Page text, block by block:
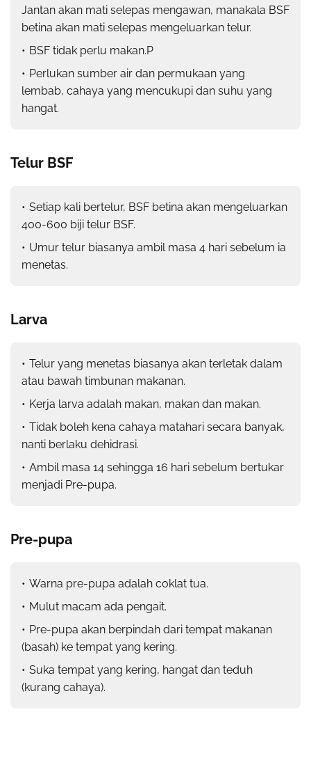
Jantan akan mati selepas mengawan, manakala BSF
betina akan mati selepas mengeluarkan telur.
BSF tidak perlu makan.P
Perlukan sumber air dan permukaan yang
lembab, cahaya yang mencukupi dan suhu yang
hangat.
Telur BSF
Setiap kali bertelur, BSF betina akan mengeluarkan
400-600 biji telur BSF.
Umur telur biasanya ambil masa 4 hari sebelum ia
menetas.
Larva
Telur yang menetas biasanya akan terletak dalam
atau bawah timbunan makanan.
Kerja larva adalah makan, makan dan makan.
Tidak boleh kena cahaya matahari secara banyak,
nanti berlaku dehidrasi.
Ambil masa 14 sehingga 16 hari sebelum bertukar
menjadi Pre-pupa.
Pre-pupa
Warna pre-pupa adalah coklat tua.
Mulut macam ada pengait.
Pre-pupa akan berpindah dari tempat makanan
(basah) ke tempat yang kering.
Suka tempat yang kering, hangat dan teduh
(kurang cahaya).